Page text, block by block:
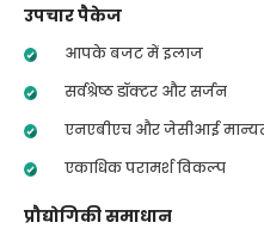
उपचार पैकेज
आपके बजट में इलाज
सर्वश्रेष्ठ डॉक्टर और सर्जन
एनएबीएच और जेसीआई
एकाधिक परामर्श विकल्प
प्रौद्योगिकी समाधान